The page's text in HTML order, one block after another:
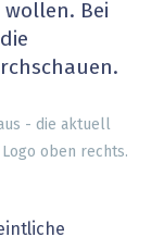
Bei
- die aktuell
oben rechts.